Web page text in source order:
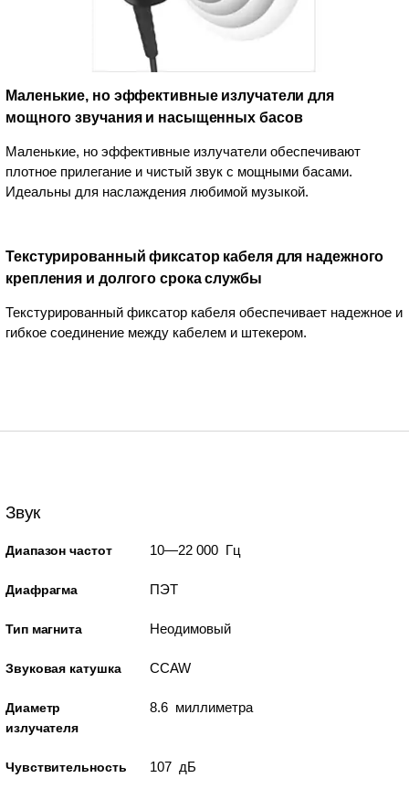
Маленькие, но эффективные излучатели для
мощного звучания и насыщенных басов
Маленькие, но эффективные излучатели обеспечивают
плотное прилегание и чистый звук с мощными басами.
Идеальны для наслаждения любимой музыкой.
Текстурированный фиксатор кабеля для надежного
крепления и долгого срока службы
Текстурированный фиксатор кабеля обеспечивает надежное и
гибкое соединение между кабелем и штекером.
Звук
Диапазон частот 10—22 000 Гц
Диафрагма ПЭТ
Тип магнита Неодимовый
Звуковая катушка CCAW
Диаметр
излучателя
8.6 миллиметра
Чувствительность 107 дБ